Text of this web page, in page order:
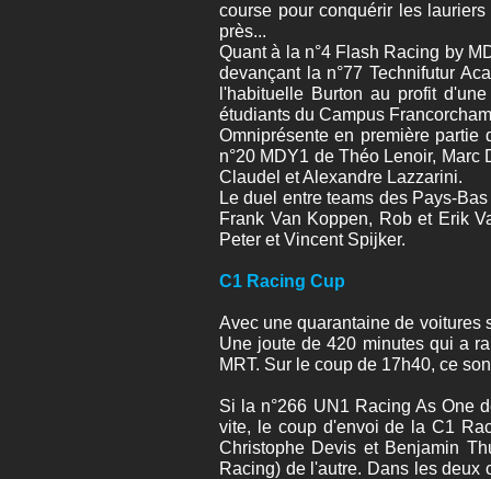
course pour conquérir les
près...
Quant à la n°4 Flash Racing by
devançant la n°77 Technifutur
l'habituelle Burton au profit
étudiants du Campus
Omniprésente en première
n°20 MDY1 de Théo Lenoir,
Claudel et Alexandre Lazzarini.
Le duel entre teams des Pays-
Frank Van Koppen, Rob et Erik
Peter et Vincent Spijker.
C1 Racing Cup
Avec une quarantaine de voitures
Une joute de 420 minutes qui a
MRT. Sur le coup de 17h40, ce
Si la n°266 UN1 Racing As One
vite, le coup d'envoi de la C1
Christophe Devis et Benjamin
Racing) de l'autre. Dans les deux